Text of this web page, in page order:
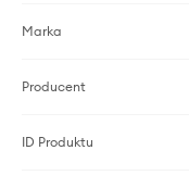
Marka
Producent
ID Produktu